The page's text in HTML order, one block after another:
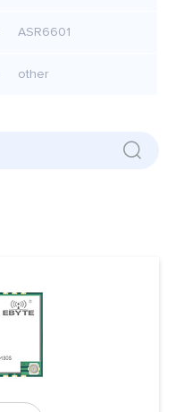
ASR6601
other